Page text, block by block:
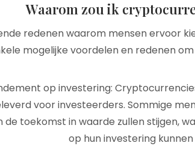
Waarom zou ik
redenen waarom mensen ervoor
mogelijke voordelen en redenen
op investering:
voor investeerders. Sommige
de toekomst in waarde zullen stijgen,
op hun investering